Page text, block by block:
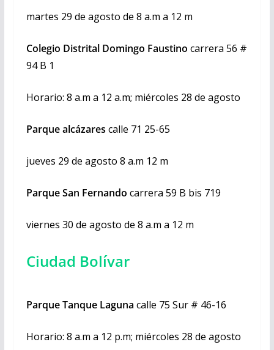
martes 29 de agosto de 8 a.m a 12 m
Colegio Distrital Domingo Faustino carrera 56 #
94 B 1
Horario: 8 a.m a 12 a.m; miércoles 28 de agosto
Parque alcázares calle 71 25-65
jueves 29 de agosto 8 a.m 12 m
Parque San Fernando carrera 59 B bis 719
viernes 30 de agosto de 8 a.m a 12 m
Ciudad Bolívar
Parque Tanque Laguna calle 75 Sur # 46-16
Horario: 8 a.m a 12 p.m; miércoles 28 de agosto